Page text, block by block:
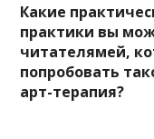
Какие
практики вы
читателямей,
попробовать
арт-терапия?